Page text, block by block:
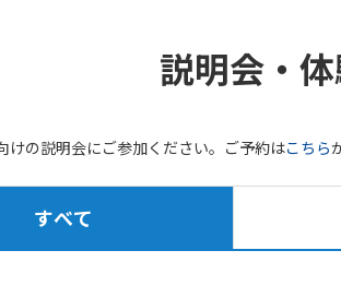
説明会・
けの説明会にご参加ください。ご予約はこちら
すべて